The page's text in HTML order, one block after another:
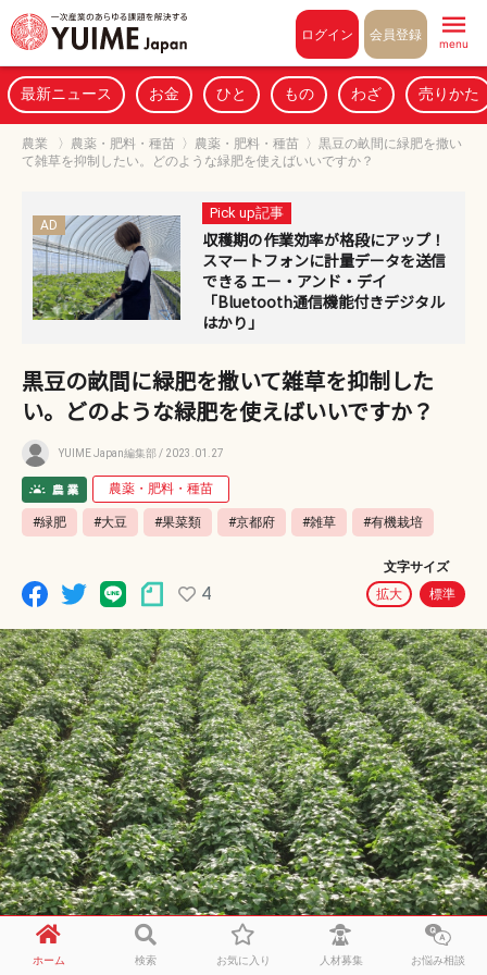
ログイン 会員登録
menu
最新ニュース お金 ひと もの わざ 売りかた
農業 〉 農薬・肥料・種苗 〉 農薬・肥料・種苗 〉 黒豆の畝間に緑肥を撒い
て雑草を抑制したい。どのような緑肥を使えばいいですか？
AD
Pick up記事
収穫期の作業効率が格段にアップ！
スマートフォンに計量データを送信
できる エー・アンド・デイ
「Bluetooth通信機能付きデジタル
はかり」
黒豆の畝間に緑肥を撒いて雑草を抑制した
い。どのような緑肥を使えばいいですか？
YUIME Japan編集部 / 2023.01.27
農薬・肥料・種苗
#緑肥 #大豆 #果菜類 #京都府 #雑草 #有機栽培
4
文字サイズ
拡大
標準
ホーム 検索 お気に入り 人材募集 お悩み相談